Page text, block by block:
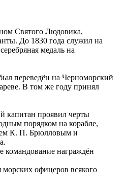
Святого Людовика,
До 1830 года служил на
медаль на
переведён на Черноморский
В том же году принял
капитан проявил черты
порядком на корабле,
К. П. Брюлловым и
командование награждён
офицеров всякого